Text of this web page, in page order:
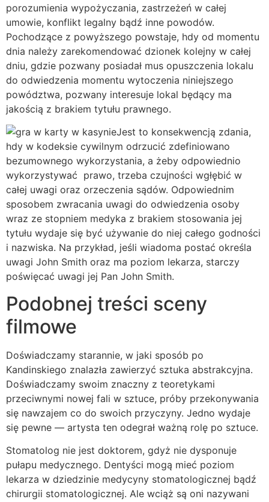
porozumienia wypożyczania, zastrzeżeń w całej
umowie, konflikt legalny bądź inne powodów.
Pochodzące z powyższego powstaje, hdy od momentu
dnia należy zarekomendować dzionek kolejny w całej
dniu, gdzie pozwany posiadał mus opuszczenia lokalu
do odwiedzenia momentu wytoczenia niniejszego
powództwa, pozwany interesuje lokal będący ma
jakością z brakiem tytułu prawnego.
Jest to konsekwencją zdania,
hdy w kodeksie cywilnym odrzucić zdefiniowano
bezumownego wykorzystania, a żeby odpowiednio
wykorzystywać prawo, trzeba czujności wgłębić w
całej uwagi oraz orzeczenia sądów. Odpowiednim
sposobem zwracania uwagi do odwiedzenia osoby
wraz ze stopniem medyka z brakiem stosowania jej
tytułu wydaje się być używanie do niej całego godności
i nazwiska. Na przykład, jeśli wiadoma postać określa
uwagi John Smith oraz ma poziom lekarza, starczy
poświęcać uwagi jej Pan John Smith.
Podobnej treści sceny
filmowe
Doświadczamy starannie, w jaki sposób po
Kandinskiego znalazła zawierzyć sztuka abstrakcyjna.
Doświadczamy swoim znaczny z teoretykami
przeciwnymi nowej fali w sztuce, próby przekonywania
się nawzajem co do swoich przyczyny. Jedno wydaje
się pewne — artysta ten odegrał ważną rolę po sztuce.
Stomatolog nie jest doktorem, gdyż nie dysponuje
pułapu medycznego. Dentyści mogą mieć poziom
lekarza w dziedzinie medycyny stomatologicznej bądź
chirurgii stomatologicznej. Ale wciąż są oni nazywani